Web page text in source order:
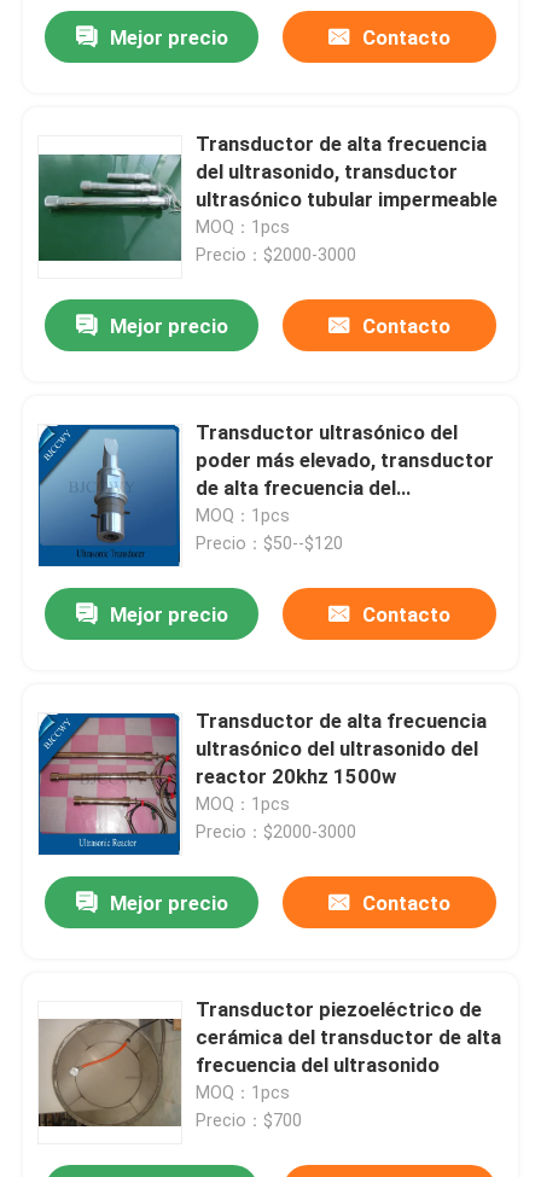
Mejor precio Contacto
Transductor de alta frecuencia
del ultrasonido, transductor
ultrasónico tubular impermeable
MOQ：1pcs
Precio：$2000-3000
Mejor precio Contacto
Transductor ultrasónico del
poder más elevado, transductor
de alta frecuencia del
ultrasonido
MOQ：1pcs
Precio：$50--$120
Mejor precio Contacto
Transductor de alta frecuencia
ultrasónico del ultrasonido del
reactor 20khz 1500w
MOQ：1pcs
Precio：$2000-3000
Mejor precio Contacto
Transductor piezoeléctrico de
cerámica del transductor de alta
frecuencia del ultrasonido
MOQ：1pcs
Precio：$700